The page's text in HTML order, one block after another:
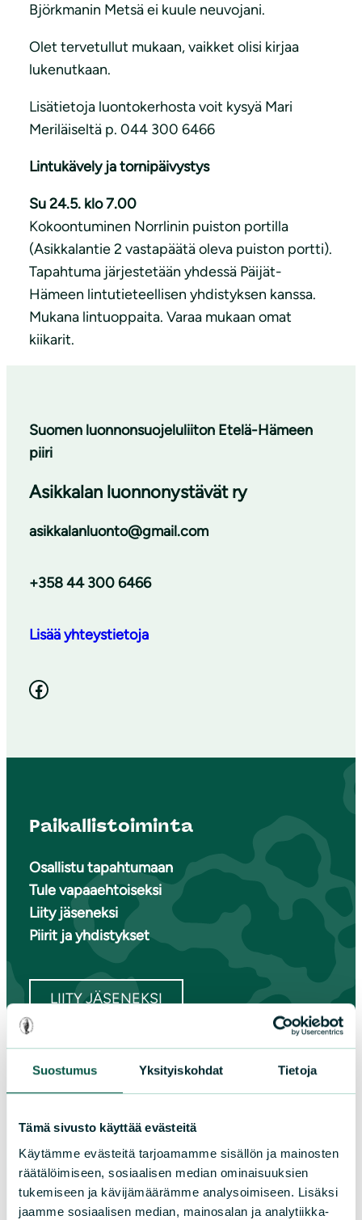
Suostumus Yksityiskohdat Tietoja
Tämä sivusto käyttää evästeitä
Käytämme evästeitä tarjoamamme sisällön ja mainosten
räätälöimiseen, sosiaalisen median ominaisuuksien
tukemiseen ja kävijämäärämme analysoimiseen. Lisäksi
jaamme sosiaalisen median, mainosalan ja analytiikka-
Björkmanin Metsä ei kuule neuvojani.
Olet tervetullut mukaan, vaikket olisi kirjaa
lukenutkaan.
Lisätietoja luontokerhosta voit kysyä Mari
Meriläiseltä p. 044 300 6466
Lintukävely ja tornipäivystys
Su 24.5. klo 7.00
Kokoontuminen Norrlinin puiston portilla
(Asikkalantie 2 vastapäätä oleva puiston portti).
Tapahtuma järjestetään yhdessä Päijät-
Hämeen lintutieteellisen yhdistyksen kanssa.
Mukana lintuoppaita. Varaa mukaan omat
kiikarit.
Suomen luonnonsuojeluliiton Etelä-Hämeen
piiri
Asikkalan luonnonystävät ry
asikkalanluonto@gmail.com
+358 44 300 6466
Lisää yhteystietoja
Facebook
Paikallistoiminta
Osallistu tapahtumaan
Tule vapaaehtoiseksi
Liity jäseneksi
Piirit ja yhdistykset
LIITY JÄSENEKSI
Suomen luonnonsuojeluliiton
piirit
Etelä-Häme
Etelä-Karjala
Etelä-Savo
Kainuu